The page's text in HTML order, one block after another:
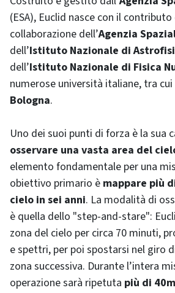
(ESA), Euclid nasce con il contributo
collaborazione dell’Agenzia
dell’Istituto Nazionale di
dell’Istituto Nazionale di Fisica
numerose università italiane, tra cui
Bologna.
Uno dei suoi punti di forza è la sua
osservare una vasta area del
elemento fondamentale per una
obiettivo primario è mappare più
cielo in sei anni. La modalità di
è quella dello "step-and-stare":
zona del cielo per circa 70 minuti,
e spettri, per poi spostarsi nel giro
zona successiva. Durante l’intera
operazione sarà ripetuta più di